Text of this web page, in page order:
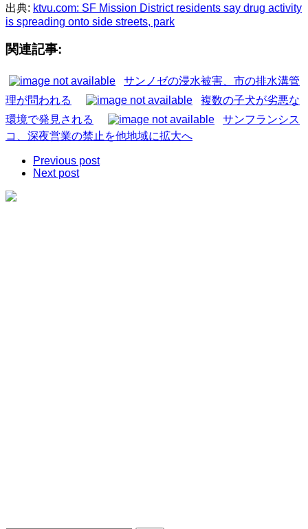
出典: ktvu.com: SF Mission District residents say drug activity
is spreading onto side streets, park
関連記事:
サンノゼの浸水被害、市の排水溝管
理が問われる
複数の子犬が劣悪な
環境で発見される
サンフランシス
コ、深夜営業の禁止を他地域に拡大へ
Previous post
Next post